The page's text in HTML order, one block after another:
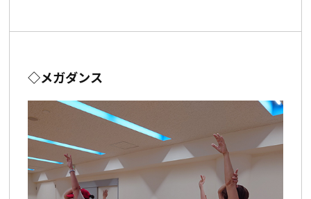
◇メガダンス